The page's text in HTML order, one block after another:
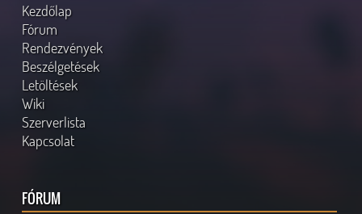
Kezdőlap
Fórum
Rendezvények
Beszélgetések
Letöltések
Wiki
Szerverlista
Kapcsolat
FÓRUM